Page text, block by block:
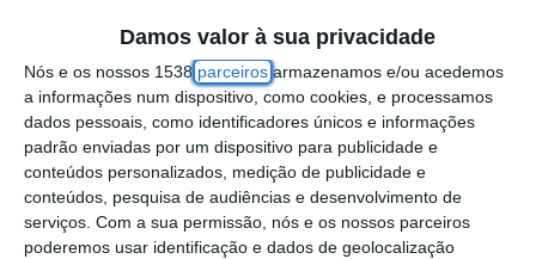
Damos valor à sua privacidade
Nós e os nossos 1538 parceiros armazenamos e/ou acedemos
a informações num dispositivo, como cookies, e processamos
dados pessoais, como identificadores únicos e informações
padrão enviadas por um dispositivo para publicidade e
conteúdos personalizados, medição de publicidade e
conteúdos, pesquisa de audiências e desenvolvimento de
serviços. Com a sua permissão, nós e os nossos parceiros
poderemos usar identificação e dados de geolocalização
Estão abertas, durante o mês de junho, as
candidaturas para o ingresso de crianças
nas creches municipais de Coruche – Quinta
do Lago e Azervadinha – relativas ao ano
letivo de 2025/2026. O anúncio foi feito pelo